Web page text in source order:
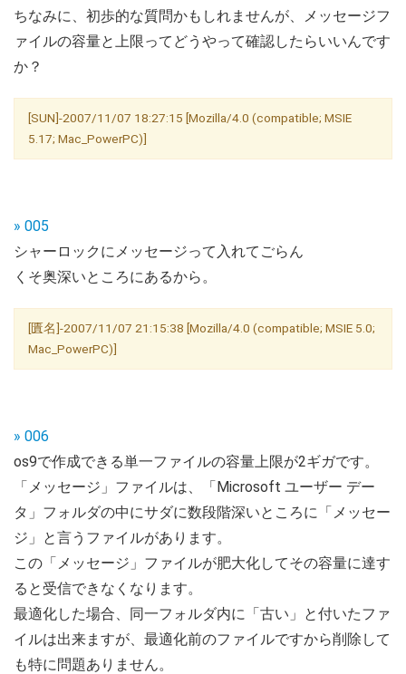
ちなみに、初歩的な質問かもしれませんが、メッセージフ
ァイルの容量と上限ってどうやって確認したらいいんです
か？
[SUN]-2007/11/07 18:27:15 [Mozilla/4.0 (compatible; MSIE
5.17; Mac_PowerPC)]
» 005
シャーロックにメッセージって入れてごらん
くそ奥深いところにあるから。
[匱名]-2007/11/07 21:15:38 [Mozilla/4.0 (compatible; MSIE 5.0;
Mac_PowerPC)]
» 006
os9で作成できる単一ファイルの容量上限が2ギガです。
「メッセージ」ファイルは、「Microsoft ユーザー デー
タ」フォルダの中にサダに数段階深いところに「メッセー
ジ」と言うファイルがあります。
この「メッセージ」ファイルが肥大化してその容量に達す
ると受信できなくなります。
最適化した場合、同一フォルダ内に「古い」と付いたファ
イルは出来ますが、最適化前のファイルですから削除して
も特に問題ありません。